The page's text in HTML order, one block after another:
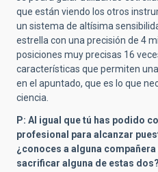
que están viendo los otros
un sistema de altísima
estrella con una precisión de 4
posiciones muy precisas 16
características que permiten
en el apuntado, que es lo que
ciencia.
P: Al igual que tú has podido
profesional para alcanzar
¿conoces a alguna
sacrificar alguna de estas dos?